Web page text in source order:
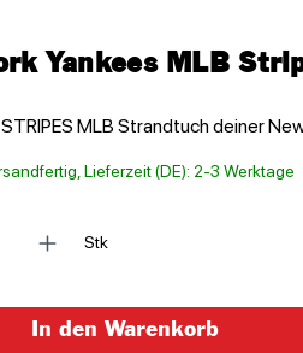
Yankees MLB
MLB Strandtuch deiner
Lieferzeit (DE): 2-3 Werktage
Stk
In den Warenkorb